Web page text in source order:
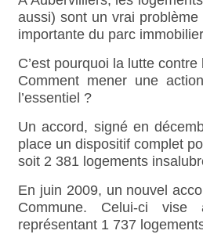
aussi) sont un vrai
importante du parc
C’est pourquoi la lutte
Comment mener une
l’essentiel ?
Un accord, signé en
place un dispositif complet
soit 2 381 logements
En juin 2009, un nouvel
Commune. Celui-ci vise
représentant 1 737